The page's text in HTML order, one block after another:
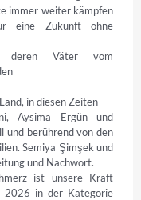
immer weiter kämpfen
eine Zukunft ohne
deren Väter vom
in diesen Zeiten
Aysima Ergün und
und berührend von den
Semiya Şimşek und
und Nachwort.
ist unsere Kraft
2026 in der Kategorie